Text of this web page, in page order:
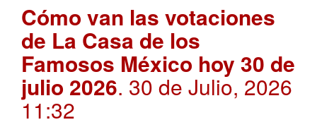
Cómo van las votaciones
de La Casa de los
Famosos México hoy 30 de
julio 2026. 30 de Julio, 2026
11:32